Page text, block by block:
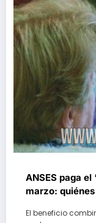
ANSES paga
marzo:
El beneficio